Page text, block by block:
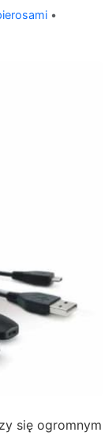
•
się ogromnym